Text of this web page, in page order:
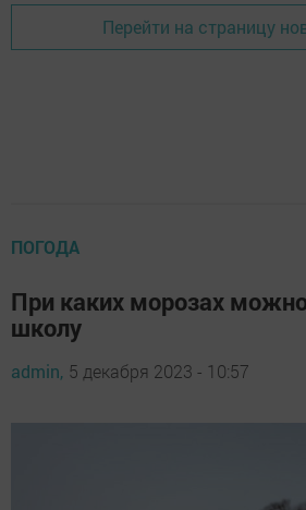
Перейти на страницу
ПОГОДА
При каких морозах
школу
admin, 5 декабря 2023 - 10:57